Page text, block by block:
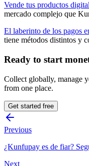
Vende tus productos
mercado complejo que
El laberinto de los pagos
tiene métodos distintos y
Ready to start
Collect globally, manage
from one place.
Get started free
Previous
¿Kunfupay es de fiar?
Next